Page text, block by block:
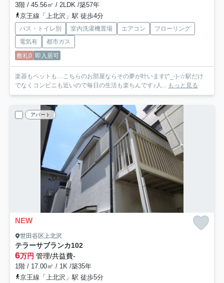
3階 / 45.56㎡ / 2LDK /築57年
京王線「上北沢」駅 徒歩4分
バス・トイレ別 室内洗濯機置場 エアコン
フローリング
電気有
都市ガス
敷礼0 即入居可
楽器もペットも…こちらのお部屋ならその夢が叶います(^_-)-☆駅だけ
でなくコンビニも近いので毎日の生活も楽ちんです♪人... もっと見る
アパート
NEW
世田谷区上北沢
テラーサブランカ102
6万円 管理/共益費-
1階 / 17.00㎡ / 1K /築35年
京王線「上北沢」駅 徒歩5分